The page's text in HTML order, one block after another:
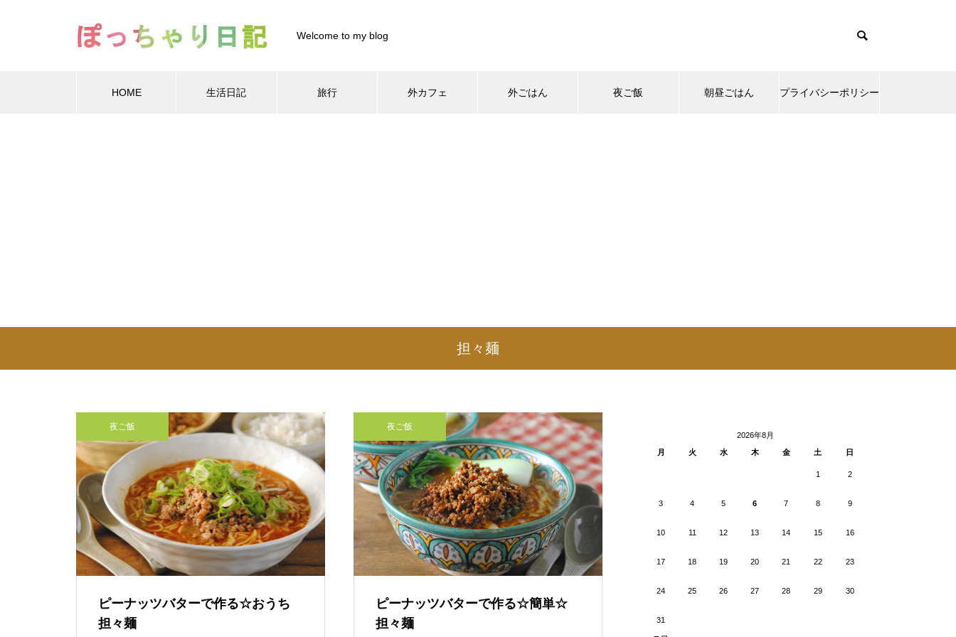
Welcome to my blog
HOME 生活日記 旅行 外カフェ 外ごはん 夜ご飯 朝昼ごはん プライバシーポリシー
担々麺
夜ご飯
ピーナッツバターで作る☆おうち
担々麺
夜ご飯
ピーナッツバターで作る☆簡単☆
担々麺
2026年8月
月
火 水 木 金 土 日
1 2
3 4 5 6 7 8 9
10 11 12 13 14 15 16
17 18 19 20 21 22 23
24 25 26 27 28 29 30
31